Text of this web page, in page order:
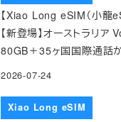
【Xiao Long eSIM（小龍
【新登場】オーストラリ
80GB＋35ヶ国国際通話
2026-07-24
Xiao Long eSIM